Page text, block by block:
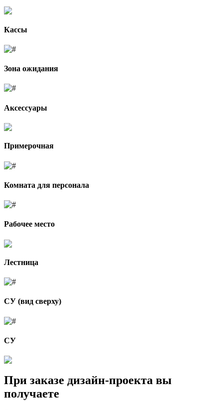
Кассы
Зона ожидания
Аксессуары
Примерочная
Комната для персонала
Рабочее место
Лестница
СУ (вид сверху)
СУ
При заказе дизайн-проекта вы
получаете